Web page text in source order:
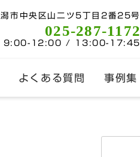
市中央区山二ツ5丁目2番25号
025-287-1172
9:00-12:00 / 13:00-17:45
よくある質問 事例集
検